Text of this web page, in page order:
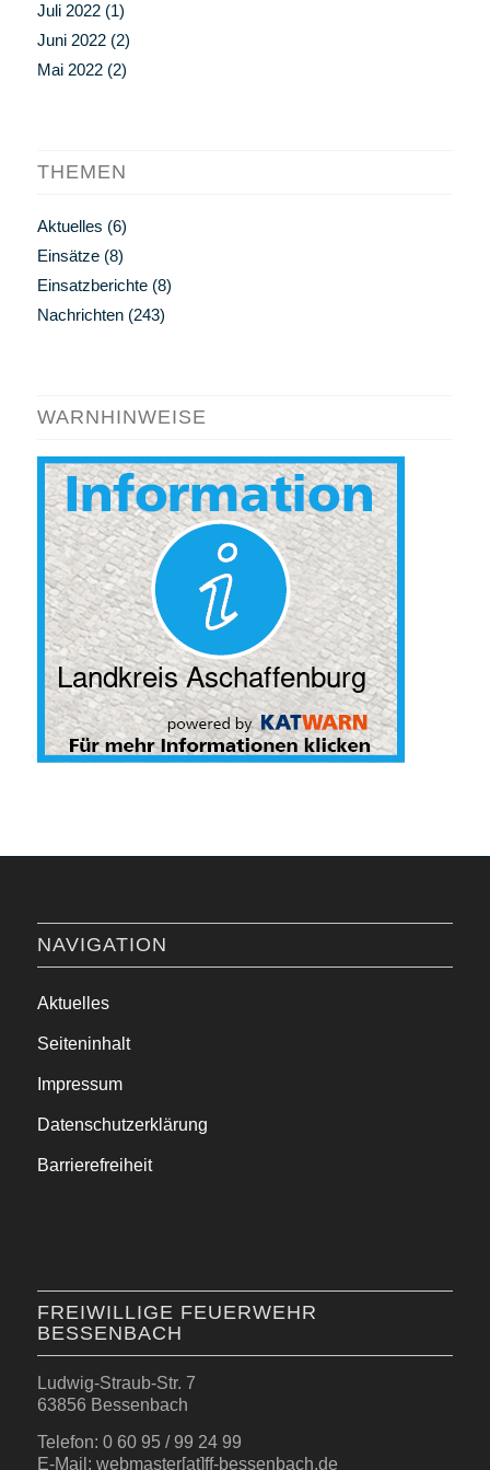
Juli 2022(1)
Juni 2022(2)
Mai 2022(2)
THEMEN
Aktuelles (6)
Einsätze(8)
Einsatzberichte(8)
Nachrichten(243)
WARNHINWEISE
NAVIGATION
Aktuelles
Seiteninhalt
Impressum
Datenschutzerklärung
Barrierefreiheit
FREIWILLIGE FEUERWEHR
BESSENBACH
Ludwig-Straub-Str. 7
63856 Bessenbach
Telefon: 0 60 95 / 99 24 99
E-Mail: webmaster[at]ff-bessenbach.de